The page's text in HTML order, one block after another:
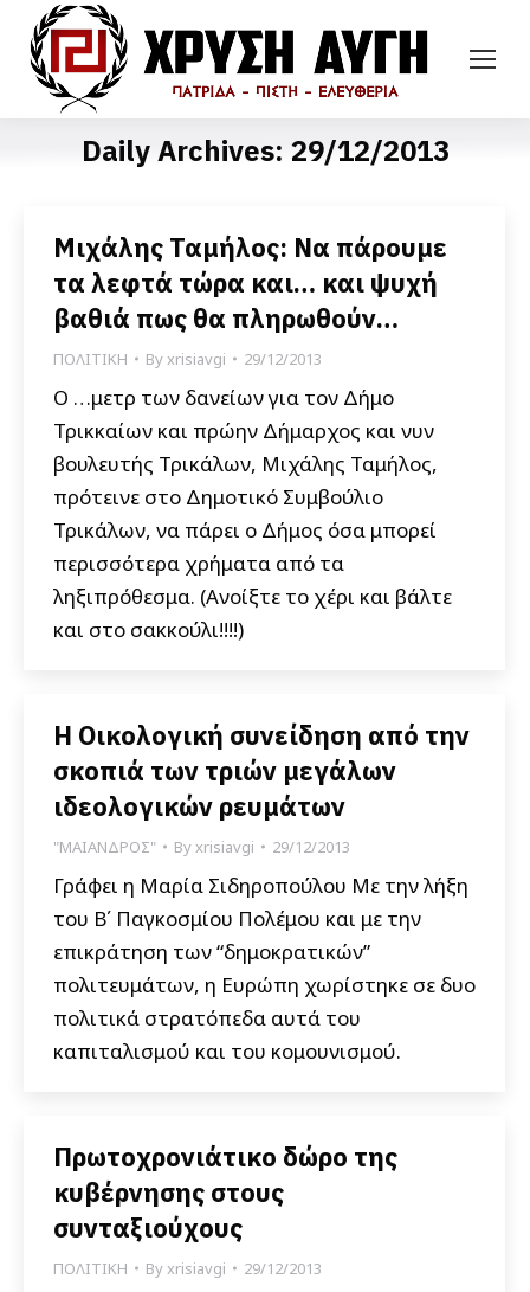
Daily Archives: 29/12/2013
Μιχάλης Ταμήλος: Να πάρουμε
τα λεφτά τώρα και… και ψυχή
βαθιά πως θα πληρωθούν…
ΠΟΛΙΤΙΚΗ Byxrisiavgi 29/12/2013
Ο …μετρ των δανείων για τον Δήμο
Τρικκαίων και πρώην Δήμαρχος και νυν
βουλευτής Τρικάλων, Μιχάλης Ταμήλος,
πρότεινε στο Δημοτικό Συμβούλιο
Τρικάλων, να πάρει ο Δήμος όσα μπορεί
περισσότερα χρήματα από τα
ληξιπρόθεσμα. (Ανοίξτε το χέρι και βάλτε
και στο σακκούλι!!!!)
Η Οικολογική συνείδηση από την
σκοπιά των τριών μεγάλων
ιδεολογικών ρευμάτων
"ΜΑΙΑΝΔΡΟΣ" Byxrisiavgi 29/12/2013
Γράφει η Μαρία Σιδηροπούλου Με την λήξη
του Β΄ Παγκοσμίου Πολέμου και με την
επικράτηση των “δημοκρατικών”
πολιτευμάτων, η Ευρώπη χωρίστηκε σε δυο
πολιτικά στρατόπεδα αυτά του
καπιταλισμού και του κομουνισμού.
Πρωτοχρονιάτικο δώρο της
κυβέρνησης στους
συνταξιούχους
ΠΟΛΙΤΙΚΗ Byxrisiavgi 29/12/2013